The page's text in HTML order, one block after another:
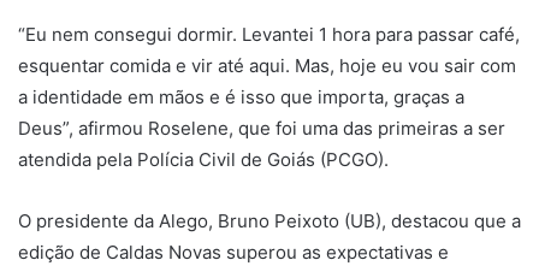
“Eu nem consegui dormir. Levantei 1 hora para passar café,
esquentar comida e vir até aqui. Mas, hoje eu vou sair com
a identidade em mãos e é isso que importa, graças a
Deus”, afirmou Roselene, que foi uma das primeiras a ser
atendida pela Polícia Civil de Goiás (PCGO).
O presidente da Alego, Bruno Peixoto (UB), destacou que a
edição de Caldas Novas superou as expectativas e